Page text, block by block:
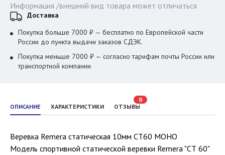
ОПИСАНИЕ ХАРАКТЕРИСТИКИ ОТЗЫВЫ
0
Веревка Remera статическая 10мм СТ60 МОНО
Модель спортивной статической веревки Remera "СТ 60"
Информация /внешний вид товара может отличаться
Доставка
Покупка больше 7000 ₽ — бесплатно по Европейской части
России до пункта выдачи заказов СДЭК.
Покупка меньше 7000 ₽ — согласно тарифам почты России или
транспортной компании